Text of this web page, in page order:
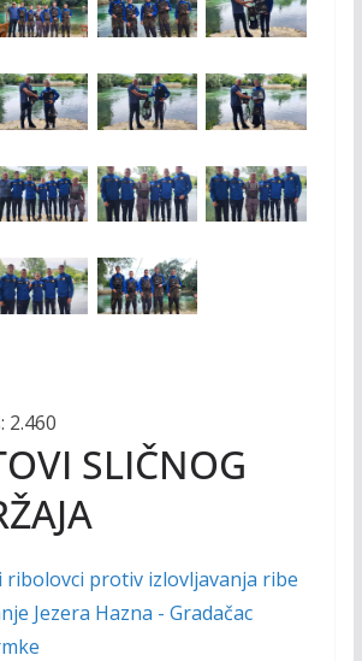
2.460
SLIČNOG
ribolovci protiv izlovljavanja ribe
Jezera Hazna - Gradačac